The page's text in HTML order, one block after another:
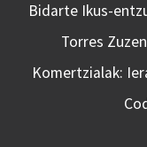
Bidarte Ikus-
Torres
Komertzialak: